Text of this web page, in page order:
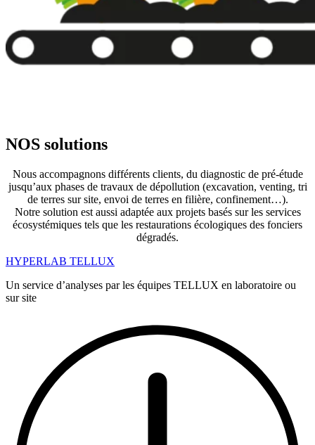
NOS solutions
Nous accompagnons différents clients, du diagnostic de pré-étude
jusqu’aux phases de travaux de dépollution (excavation, venting, tri
de terres sur site, envoi de terres en filière, confinement…).
Notre solution est aussi adaptée aux projets basés sur les services
écosystémiques tels que les restaurations écologiques des fonciers
dégradés.
HYPERLAB TELLUX
Un service d’analyses par les équipes TELLUX en laboratoire ou
sur site